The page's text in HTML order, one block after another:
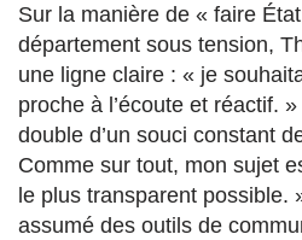
Sur la manière de « faire
département sous tension,
une ligne claire : « je
proche à l’écoute et réactif.
double d’un souci constant
Comme sur tout, mon sujet
le plus transparent possible.
assumé des outils de